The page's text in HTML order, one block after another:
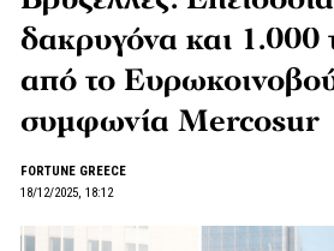
δακρυγόνα και 1.000
από το
συμφωνία Mercosur
FORTUNE GREECE
18/12/2025, 18:12